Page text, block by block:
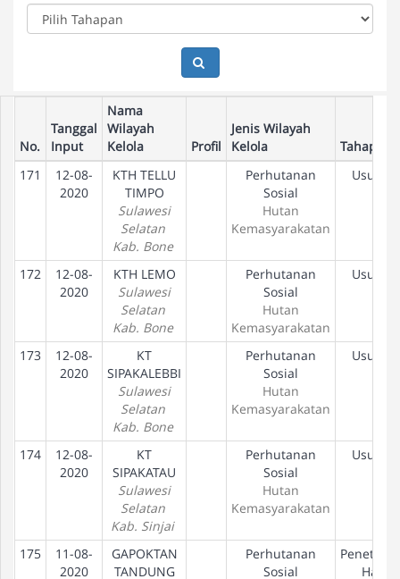
No.
Tanggal
Input
Nama
Wilayah
Kelola
Profil
Jenis Wilayah
Kelola
Tahapan
171
12-08-
2020
KTH TELLU
TIMPO
Sulawesi
Selatan
Kab. Bone
Perhutanan
Sosial
Hutan
Kemasyarakatan
Usulan
172
12-08-
2020
KTH LEMO
Sulawesi
Selatan
Kab. Bone
Perhutanan
Sosial
Hutan
Kemasyarakatan
Usulan
173
12-08-
2020
KT
SIPAKALEBBI
Sulawesi
Selatan
Kab. Bone
Perhutanan
Sosial
Hutan
Kemasyarakatan
Usulan
174
12-08-
2020
KT
SIPAKATAU
Sulawesi
Selatan
Kab. Sinjai
Perhutanan
Sosial
Hutan
Kemasyarakatan
Usulan
175
11-08-
2020
GAPOKTAN
TANDUNG
Perhutanan
Sosial
Hak